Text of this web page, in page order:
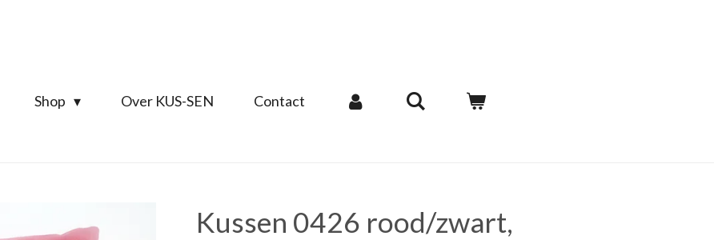
Shop Over KUS-SEN Contact
Kussen 0426 rood/zwart,